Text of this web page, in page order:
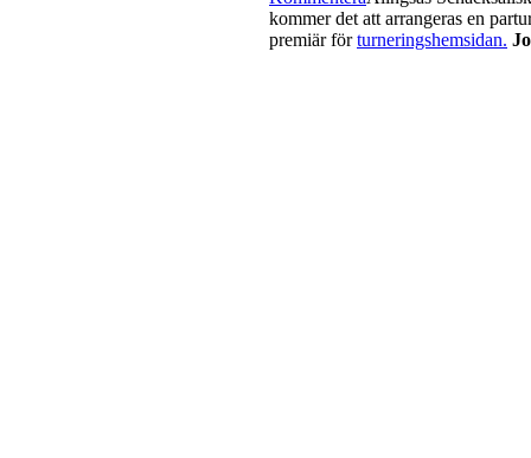
kommer det att arrangeras en
premiär förturneringshemsidan.